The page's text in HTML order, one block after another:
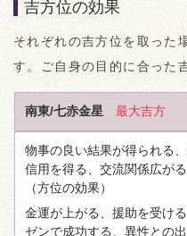
吉方位の効果
それぞれの吉方位を取った
す。ご自身の目的に合った
南東/七赤金星 最大吉方
物事の良い結果が得られる
信用を得る、交流関係広が
（方位の効果）
金運が上がる、援助を受け
ゼンで成功する、異性との